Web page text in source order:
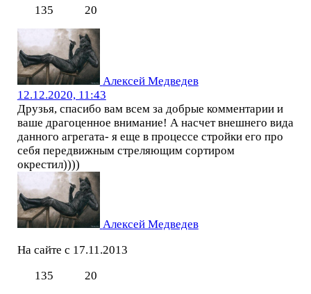
135
20
Алексей Медведев
12.12.2020, 11:43
Друзья, спасибо вам всем за добрые комментарии и
ваше драгоценное внимание! А насчет внешнего вида
данного агрегата- я еще в процессе стройки его про
себя передвижным стреляющим сортиром
окрестил))))
Алексей Медведев
На сайте с 17.11.2013
135
20